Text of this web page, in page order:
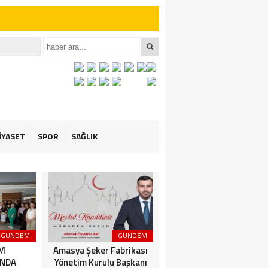
İçin Anlamlı
SPOR SAĞLIK
GÜNDEM GÜNDEM
Amasya Şeker Fabrikası
Yönetim Kurulu Başkanı